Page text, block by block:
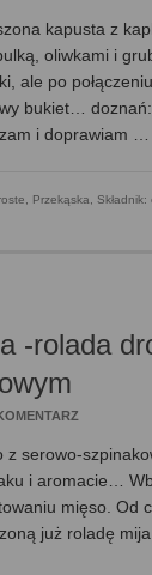
kapusta z
oliwkami i
ale po
bukiet…
i doprawiam
, Przekąska,
-rolada
z serowo-
i aromacie…
mięso. Od
już roladę